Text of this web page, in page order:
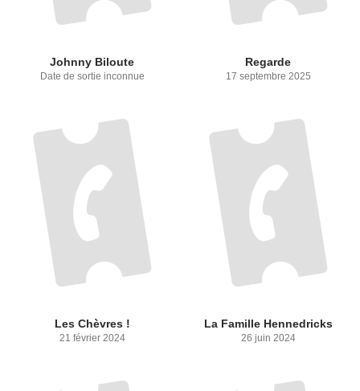
Johnny Biloute
Date de sortie inconnue
Regarde
17 septembre 2025
Les Chèvres !
21 février 2024
La Famille Hennedricks
26 juin 2024